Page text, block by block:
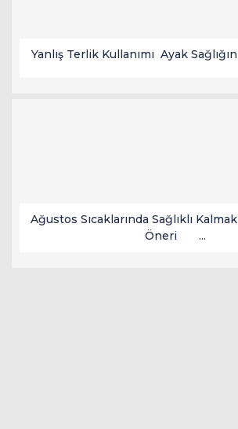
Yanlış Terlik Kullanımı Ayak
Ağustos Sıcaklarında Sağlıklı
Öneri ...